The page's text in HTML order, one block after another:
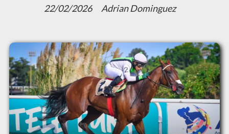
Adrian Dominguez
22/02/2026